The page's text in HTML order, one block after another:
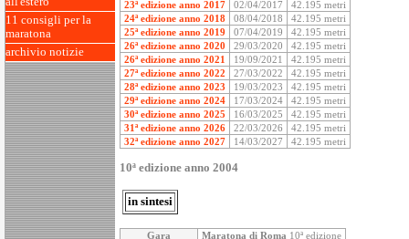
11 consigli per la
maratona
archivio notizie
23ª edizione anno 2017
02/04/2017
42.195 metri
24ª edizione anno 2018
08/04/2018
42.195 metri
25ª edizione anno 2019
07/04/2019
42.195 metri
26ª edizione anno 2020
29/03/2020
42.195 metri
26ª edizione anno 2021
19/09/2021
42.195 metri
27ª edizione anno 2022
27/03/2022
42.195 metri
28ª edizione anno 2023
19/03/2023
42.195 metri
29ª edizione anno 2024
17/03/2024
42.195 metri
30ª edizione anno 2025
16/03/2025
42.195 metri
31ª edizione anno 2026
22/03/2026
42.195 metri
32ª edizione anno 2027
14/03/2027 42.195 metri
10ª edizione anno 2004
in sintesi
Gara Maratona di Roma 10ª edizione